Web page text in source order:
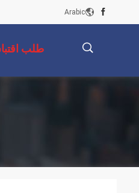
Arabic
طلب